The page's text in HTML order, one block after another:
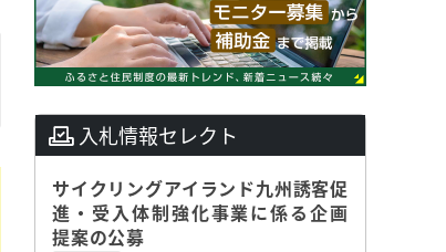
入札情報セレクト
サイクリングアイランド九州誘客促
進・受入体制強化事業に係る企画
提案の公募